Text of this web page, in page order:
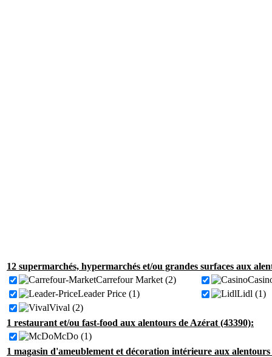
12 supermarchés, hypermarchés et/ou grandes surfaces aux
Carrefour Market (2)
Leader Price (1)
Lidl (1)
Vival (2)
1 restaurant et/ou fast-food aux alentours de Azérat (43390):
McDo (1)
1 magasin d'ameublement et décoration intérieure aux